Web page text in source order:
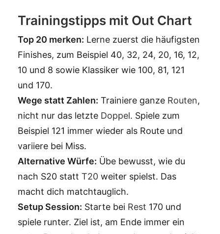
Trainingstipps mit Out Chart
Top 20 merken: Lerne zuerst die häufigsten
Finishes, zum Beispiel 40, 32, 24, 20, 16, 12,
10 und 8 sowie Klassiker wie 100, 81, 121
und 170.
Wege statt Zahlen: Trainiere ganze Routen,
nicht nur das letzte Doppel. Spiele zum
Beispiel 121 immer wieder als Route und
variiere bei Miss.
Alternative Würfe: Übe bewusst, wie du
nach S20 statt T20 weiter spielst. Das
macht dich matchtauglich.
Setup Session: Starte bei Rest 170 und
spiele runter. Ziel ist, am Ende immer ein